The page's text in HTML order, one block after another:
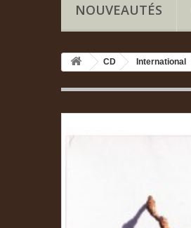
NOUVEAUTÉS
CD International